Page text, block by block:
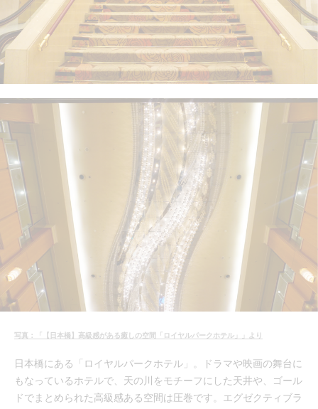
写真：「【日本橋】高級感がある癒しの空間「ロイヤルパークホテル」」より
日本橋にある「ロイヤルパークホテル」。ドラマや映画の舞台に
もなっているホテルで、天の川をモチーフにした天井や、ゴール
ドでまとめられた高級感ある空間は圧巻です。エグゼクティブラ